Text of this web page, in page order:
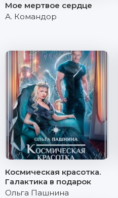
Мое мертвое сердце
А. Командор
Космическая красотка.
Галактика в подарок
Ольга Пашнина